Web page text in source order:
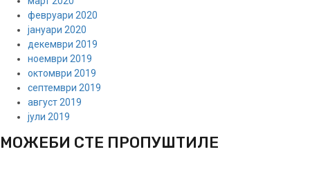
февруари 2020
јануари 2020
декември 2019
ноември 2019
октомври 2019
септември 2019
август 2019
јули 2019
МОЖЕБИ СТЕ ПРОПУШТИЛЕ